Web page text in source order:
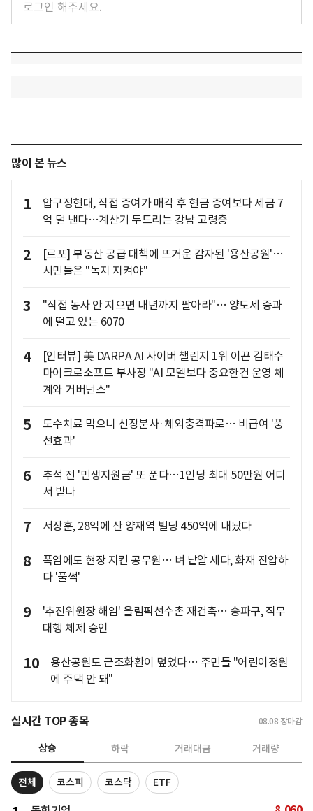
많이 본 뉴스
1
압구정현대, 직접 증여가 매각 후 현금 증여보다 세금 7
억 덜 낸다…계산기 두드리는 강남 고령층
2
[르포] 부동산 공급 대책에 뜨거운 감자된 '용산공원'…
시민들은 "녹지 지켜야"
3
"직접 농사 안 지으면 내년까지 팔아라"… 양도세 중과
에 떨고 있는 6070
4
[인터뷰] 美 DARPA AI 사이버 챌린지 1위 이끈 김태수
마이크로소프트 부사장 "AI 모델보다 중요한건 운영 체
계와 거버넌스"
5
도수치료 막으니 신장분사·체외충격파로… 비급여 '풍
선효과'
6
추석 전 '민생지원금' 또 푼다…1인당 최대 50만원 어디
서 받나
7 서장훈, 28억에 산 양재역 빌딩 450억에 내놨다
8
폭염에도 현장 지킨 공무원… 벼 낱알 세다, 화재 진압하
다 '풀썩'
9
'추진위원장 해임' 올림픽선수촌 재건축… 송파구, 직무
대행 체제 승인
10
용산공원도 근조화환이 덮었다… 주민들 "어린이정원
에 주택 안 돼"
실시간 TOP 종목 08.08 장마감
상승 하락 거래대금 거래량
전체 코스피 코스닥 ETF